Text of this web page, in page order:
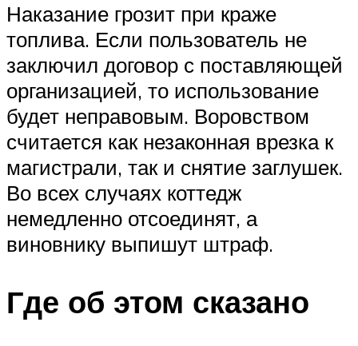
Наказание грозит при краже
топлива. Если пользователь не
заключил договор с поставляющей
организацией, то использование
будет неправовым. Воровством
считается как незаконная врезка к
магистрали, так и снятие заглушек.
Во всех случаях коттедж
немедленно отсоединят, а
виновнику выпишут штраф.
Где об этом сказано